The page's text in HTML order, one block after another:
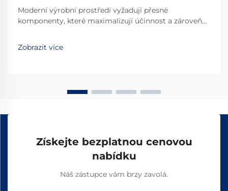
Moderní výrobní prostředí vyžadují přesné
komponenty, které maximalizují účinnost a zároveň
systémy revolucionalizovaly průmyslovou
automatizaci tím, že poskytují hladké a přesné řízení
Zobrazit více
Získejte bezplatnou cenovou
nabídku
Náš zástupce vám brzy zavolá.